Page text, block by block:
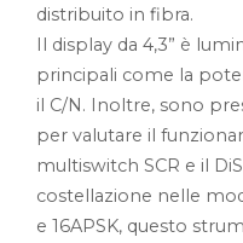
distribuito in fibra.
Il display da 4,3” è
principali come la
il C/N. Inoltre, sono
per valutare il
multiswitch SCR e il
costellazione nelle
e 16APSK, questo